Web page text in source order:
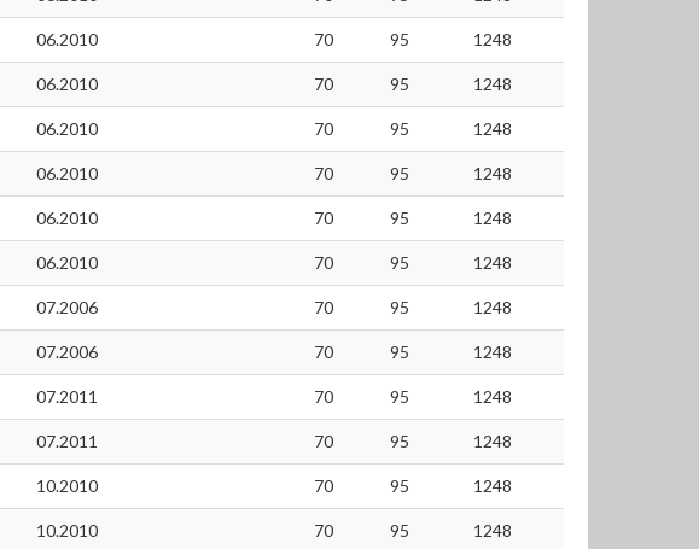
06.2010 70 95 1248
06.2010 70 95 1248
06.2010 70 95 1248
06.2010 70 95 1248
06.2010 70 95 1248
06.2010 70 95 1248
07.2006 70 95 1248
07.2006 70 95 1248
07.2011 70 95 1248
07.2011 70 95 1248
10.2010 70 95 1248
10.2010 70 95 1248